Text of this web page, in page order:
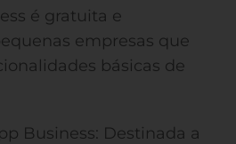
é gratuita e
empresas que
básicas de
Business: Destinada a